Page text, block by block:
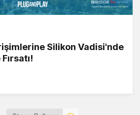
Silikon Vadisi'nde